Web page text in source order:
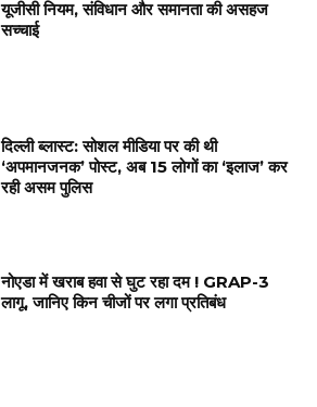
यूजीसी नियम, संविधान और समानता की असहज
सच्चाई
दिल्ली ब्लास्ट: सोशल मीडिया पर की थी
‘अपमानजनक’ पोस्ट, अब 15 लोगों का ‘इलाज’ कर
रही असम पुलिस
नोएडा में खराब हवा से घुट रहा दम ! GRAP-3
लागू, जानिए किन चीजों पर लगा प्रतिबंध